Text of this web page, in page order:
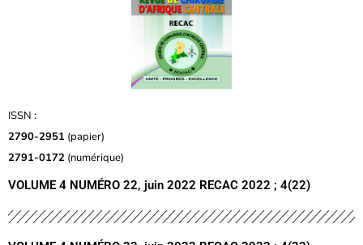
ISSN :
2790-2951 (papier)
2791-0172 (numérique)
VOLUME 4 NUMÉRO 22, juin 2022 RECAC 2022 ; 4(22)